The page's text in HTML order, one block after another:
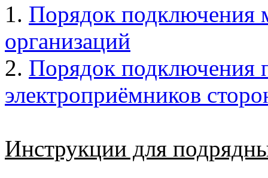
1. Порядок подключения
организаций
2. Порядок подключения
электроприёмников
Инструкции для